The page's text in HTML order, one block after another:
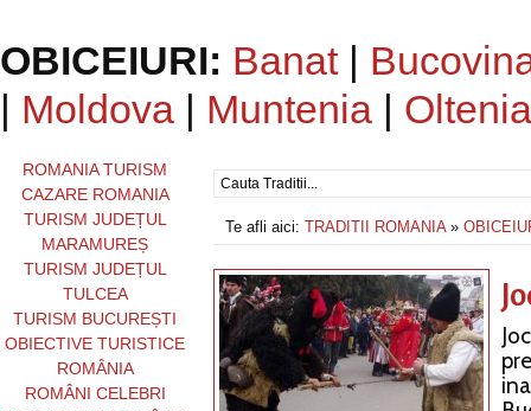
OBICEIURI: Banat|
| Moldova | Muntenia | Oltenia
Te afli aici: TRADITII ROMANIA»
ROMANIA TURISM
CAZARE ROMANIA
TURISM JUDEȚUL
MARAMUREȘ
TURISM JUDEȚUL
TULCEA
TURISM BUCUREȘTI
OBIECTIVE TURISTICE
ROMÂNIA
ROMÂNI CELEBRI